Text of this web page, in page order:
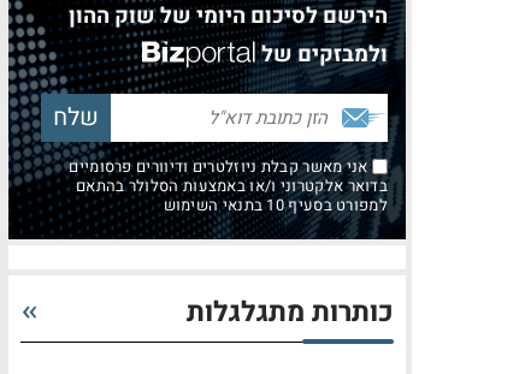
הירשם לסיכום היומי של שוק ההון
ולמבזקים של
אני מאשר קבלת ניוזלטרים ודיוורים פרסומיים
בדואר אלקטרוני ו/או באמצעות הסלולר בהתאם
למפורט בסעיף 10 בתנאי השימוש
כותרות מתגלגלות